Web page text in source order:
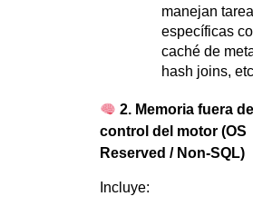
manejan
específicas
caché de
hash joins,
2. Memoria fuera del
control del motor (OS
Reserved / Non-SQL)
Incluye: